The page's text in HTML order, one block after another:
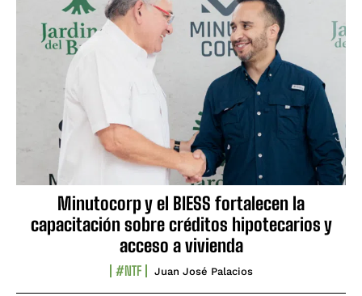
Minutocorp y el BIESS fortalecen la
capacitación sobre créditos hipotecarios y
acceso a vivienda
#NTF Juan José Palacios